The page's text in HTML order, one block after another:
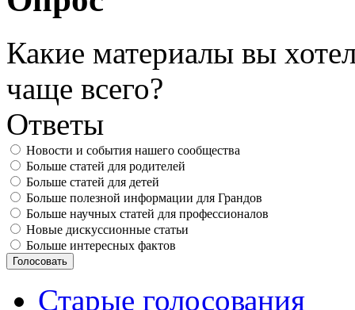
Какие материалы вы
чаще всего?
Ответы
Новости и события нашего сообщества
Больше статей для родителей
Больше статей для детей
Больше полезной информации для Грандов
Больше научных статей для профессионалов
Новые дискуссионные статьи
Больше интересных фактов
Старые голосования